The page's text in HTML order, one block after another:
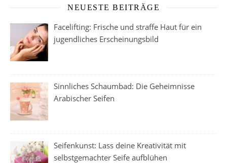
NEUESTE BEITRÄGE
Facelifting: Frische und straffe Haut für ein
jugendliches Erscheinungsbild
Sinnliches Schaumbad: Die Geheimnisse
Arabischer Seifen
Seifenkunst: Lass deine Kreativität mit
selbstgemachter Seife aufblühen